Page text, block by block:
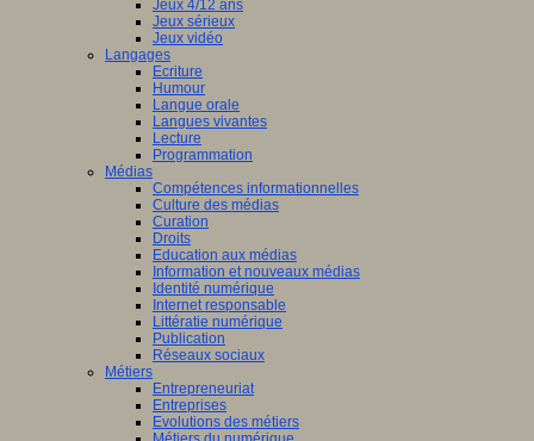
Jeux 4/12 ans
Jeux sérieux
Jeux vidéo
Langages
Ecriture
Humour
Langue orale
Langues vivantes
Lecture
Programmation
Médias
Compétences informationnelles
Culture des médias
Curation
Droits
Education aux médias
Information et nouveaux médias
Identité numérique
Internet responsable
Littératie numérique
Publication
Réseaux sociaux
Métiers
Entrepreneuriat
Entreprises
Evolutions des métiers